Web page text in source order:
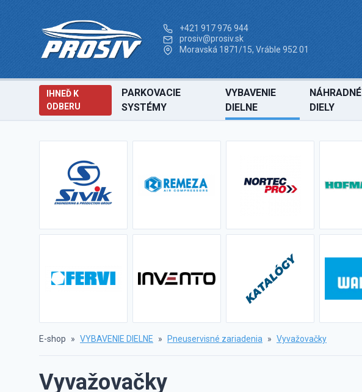
+421 917 976 944
prosiv@prosiv.sk
Moravská 1871/15, Vráble 952 01
IHNEĎ K
ODBERU
PARKOVACIE
SYSTÉMY
VYBAVENIE
DIELNE
NÁHRADNÉ
DIELY
E-shop » VYBAVENIE DIELNE » Pneuservisné zariadenia » Vyvažovačky
Vyvažovačky